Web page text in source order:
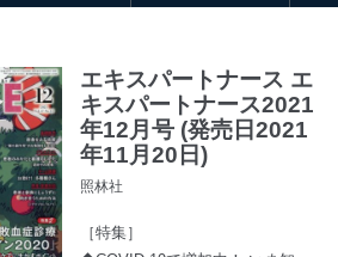
エキスパートナース エ
キスパートナース2021
年12月号 (発売日2021
年11月20日)
照林社
［特集］